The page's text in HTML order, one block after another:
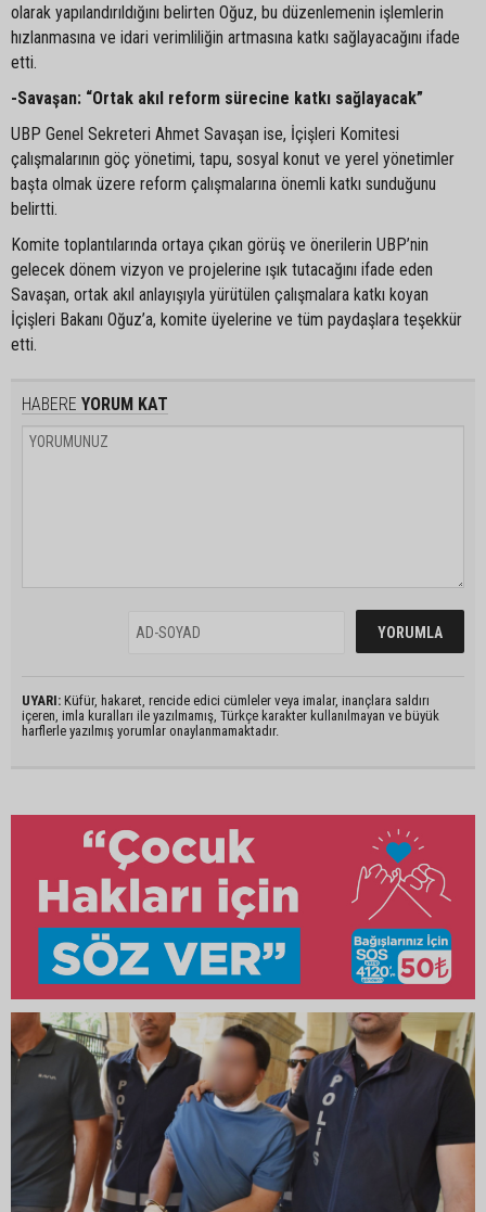
olarak yapılandırıldığını belirten Oğuz, bu düzenlemenin işlemlerin
hızlanmasına ve idari verimliliğin artmasına katkı sağlayacağını ifade
etti.
-Savaşan: “Ortak akıl reform sürecine katkı sağlayacak”
UBP Genel Sekreteri Ahmet Savaşan ise, İçişleri Komitesi
çalışmalarının göç yönetimi, tapu, sosyal konut ve yerel yönetimler
başta olmak üzere reform çalışmalarına önemli katkı sunduğunu
belirtti.
Komite toplantılarında ortaya çıkan görüş ve önerilerin UBP’nin
gelecek dönem vizyon ve projelerine ışık tutacağını ifade eden
Savaşan, ortak akıl anlayışıyla yürütülen çalışmalara katkı koyan
İçişleri Bakanı Oğuz’a, komite üyelerine ve tüm paydaşlara teşekkür
etti.
HABERE YORUM KAT
UYARI: Küfür, hakaret, rencide edici cümleler veya imalar, inançlara saldırı
içeren, imla kuralları ile yazılmamış, Türkçe karakter kullanılmayan ve büyük
harflerle yazılmış yorumlar onaylanmamaktadır.